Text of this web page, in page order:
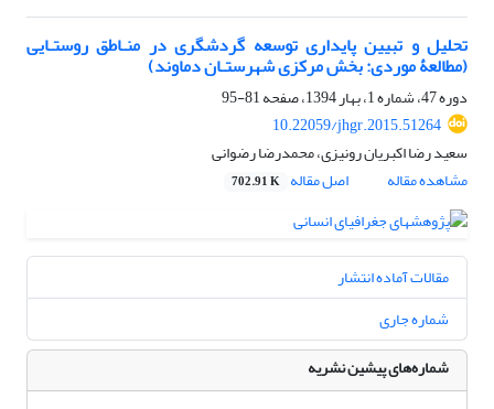
تحلیل و تبیین پایداری توسعه گردشگری در منـاطق روستـایی
(مطالعۀ موردی: بخش مرکزی شهرستـان دماوند)
دوره 47، شماره 1، بهار 1394، صفحه
81-95
10.22059/jhgr.2015.51264
سعید رضا اکبریان رونیزی، محمدرضا رضوانی
مشاهده مقاله
اصل مقاله 702.91 K
مقالات آماده انتشار
شماره جاری
شماره‌های پیشین نشریه